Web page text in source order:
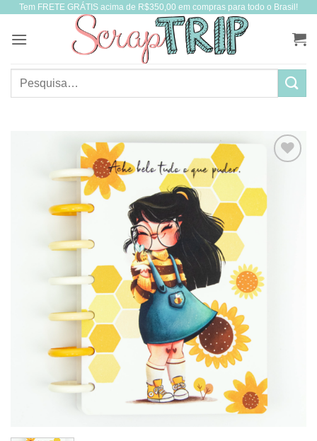
Skip
content
Tem FRETE GRÁTIS acima de R$350,00 em compras para todo o Brasil!
Pesquisar